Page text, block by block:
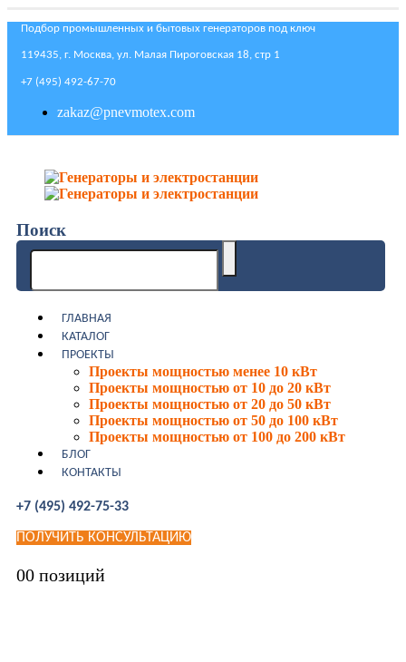
Подбор промышленных и бытовых генераторов под ключ
119435, г. Москва, ул. Малая Пироговская 18, стр 1
+7 (495) 492-67-70
zakaz@pnevmotex.com
Поиск
ГЛАВНАЯ
КАТАЛОГ
ПРОЕКТЫ
Проекты мощностью менее 10 кВт
Проекты мощностью от 10 до 20 кВт
Проекты мощностью от 20 до 50 кВт
Проекты мощностью от 50 до 100 кВт
Проекты мощностью от 100 до 200 кВт
БЛОГ
КОНТАКТЫ
+7 (495) 492-75-33
ПОЛУЧИТЬ КОНСУЛЬТАЦИЮ
00 позиций